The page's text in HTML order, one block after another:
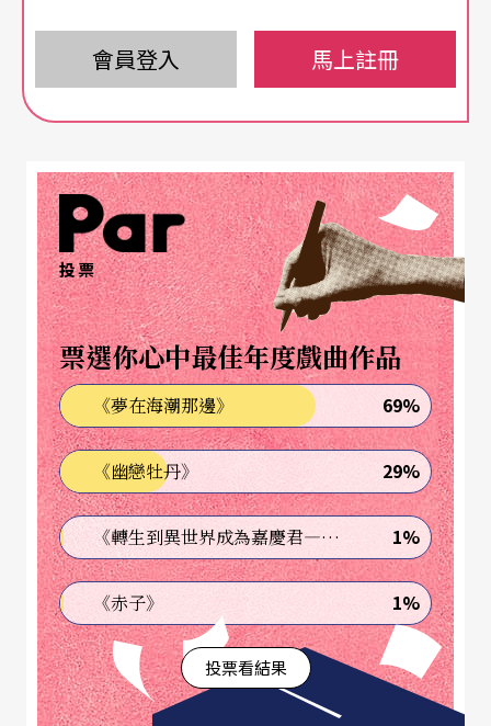
《三姐妹》（1901），但場景、情節與人物均予以
在地重塑，除了描述一個家道中落的家庭三姐妹和
一位弟弟，也穿插其他親友來去造訪的過程，平淡
之中顯現這些人對兩岸時局與變化的不安。
文字描述下的焦慮，也許像難以形容的、遠方低鳴
的雷聲，「淒涼又優美」。然而可能早從一百一十
五年前契訶夫寫的《櫻桃園》（1904），當劇中櫻
桃園女主人的生活、她的青春、她的幸福時，那一
下又一下不知何時結束的砍伐，一陣又一陣砰然的
巨響，至今一直沒有停歇，而不斷被各地的後人詮
釋為「朦朧的憧憬」，或是無法形容、揮之不去的
恐懼與惡夢。
真相的殘酷與轉喻
在第一幕時，櫻桃園女主人幸福地相信自己的家園
不會被背棄，仰望興嘆它熬過了陰霾的秋天跟嚴寒
的冬天。到了第四幕，她無力保全這座櫻桃園，必
會員登入 馬上註冊
投票
票選你心中最佳年度戲曲作品
《夢在海潮那邊》 69%
《幽戀牡丹》 29%
《轉生到異世界成為嘉慶君—發現我的祖先是詐騙集團!?》 1%
《赤子》 1%
投票看結果